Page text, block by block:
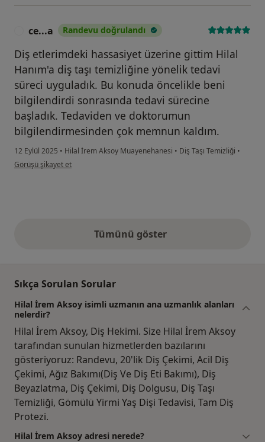
ce...a Randevu doğrulandı
Diş etlerimdeki hassasiyet üzerine gittim Hilal
Hanım'a diş taşı temizliğine yönelik tedavi
süreci uyguladık. Bu konuda öncelikle beni
bilgilendirdi sonrasında tedavi sürecine
başladık. Tedaviden ve doktorumun
bilgilendirmesinden çok memnun kaldım.
12 Eylül 2025 • Hilal İrem Aksoy Muayenehanesi • Diş Taşı Temizliği •
kullanıcının görüşüne göre ce...a
Görüşü şikayet et
Tümünü gösteryukarıdaki görüşler
Sıkça Sorulan Sorular
Hilal İrem Aksoy isimli uzmanın ana uzmanlık alanları
nelerdir?
Hilal İrem Aksoy, Diş Hekimi. Size Hilal İrem Aksoy
tarafından sunulan hizmetlerden bazılarını
gösteriyoruz: Randevu, 20'lik Diş Çekimi, Acil Diş
Çekimi, Ağız Bakımı(Diş Ve Diş Eti Bakımı), Diş
Beyazlatma, Diş Çekimi, Diş Dolgusu, Diş Taşı
Temizliği, Gömülü Yirmi Yaş Dişi Tedavisi, Tam Diş
Protezi.
Hilal İrem Aksoy adresi nerede?